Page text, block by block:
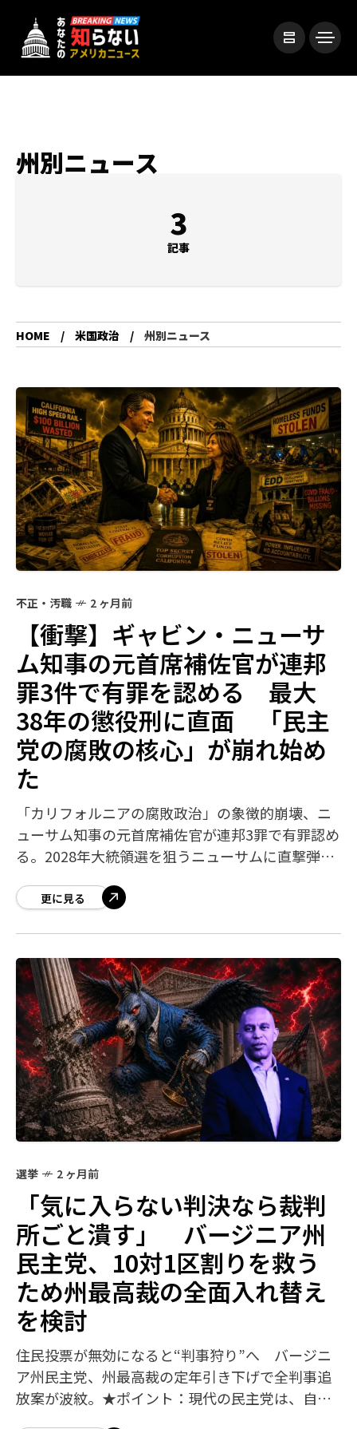
州別ニュース
3
記事
HOME 米国政治 州別ニュース
不正・汚職 2 ヶ月前
【衝撃】ギャビン・ニューサ
ム知事の元首席補佐官が連邦
罪3件で有罪を認める 最大
38年の懲役刑に直面 「民主
党の腐敗の核心」が崩れ始め
た
「カリフォルニアの腐敗政治」の象徴的崩壊、ニ
ューサム知事の元首席補佐官が連邦3罪で有罪認め
る。2028年大統領選を狙うニューサムに直撃弾！
ニア州知事首席補佐官が汚職・詐欺・マネ
更に見る
選挙 2 ヶ月前
「気に入らない判決なら裁判
所ごと潰す」 バージニア州
民主党、10対1区割りを救う
ため州最高裁の全面入れ替え
を検討
住民投票が無効になると“判事狩り”へ バージニ
ア州民主党、州最高裁の定年引き下げで全判事追
放案が波紋。★ポイント：現代の民主党は、自分